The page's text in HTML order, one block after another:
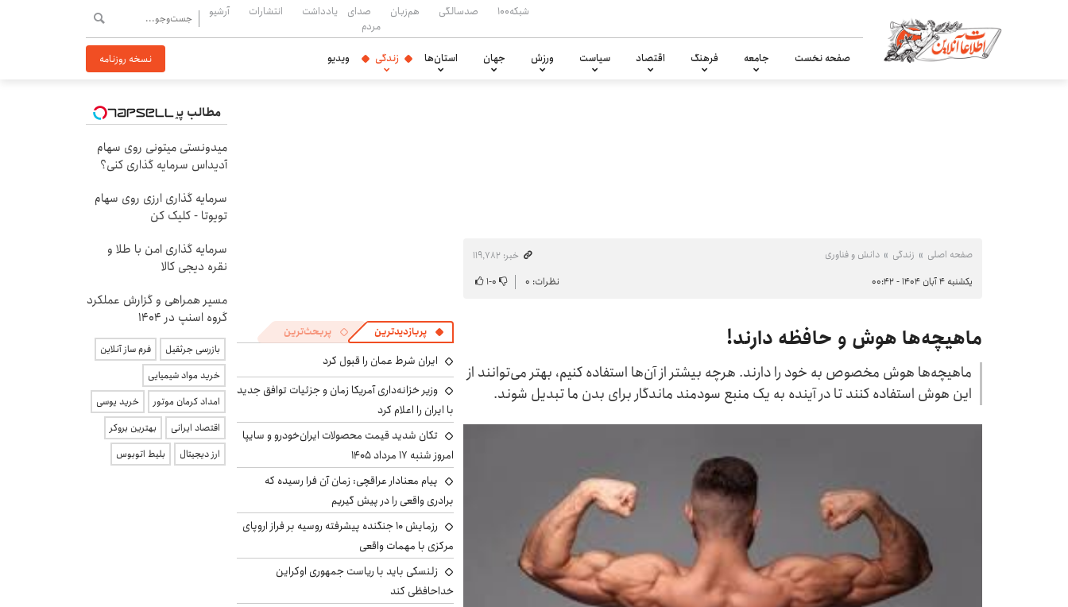
شبکه۱۰۰ صدسالگی هم‌زبان
صدای
مردم
یادداشت انتشارات آرشیو
صفحه نخست جامعه فرهنگ اقتصاد سیاست ورزش جهان استان‌ها زندگی ویدیو نسخه روزنامه
صفحه اصلی زندگی دانش و فناوری
خبر: ۱۱۹٬۷۸۲
یکشنبه ۴ آبان ۱۴۰۴ - ۰۰:۴۲
نظرات: ۰ ۰-۱
ماهیچه‌ها هوش و حافظه دارند!
ماهیچه‌ها هوش مخصوص به خود را دارند. هرچه بیشتر از آن‌ها استفاده کنیم، بهتر می‌توانند از
این هوش استفاده کنند تا در آینده به یک منبع سودمند ماندگار برای بدن ما تبدیل شوند.
پربازدیدترین پربحث‌ترین
ایران شرط عمان را قبول کرد
وزیر خزانه‌داری آمریکا زمان و جزئیات توافق جدید
با ایران را اعلام کرد
تکان شدید قیمت محصولات ایران‌خودرو و سایپا
امروز شنبه ۱۷ مرداد ۱۴۰۵
پیام معنادار عراقچی: زمان آن فرا رسیده که
برادری واقعی را در پیش گیریم
رزمایش ۱۰ جنگنده پیشرفته روسیه بر فراز اروپای
مرکزی با مهمات واقعی
زلنسکی باید با ریاست جمهوری اوکراین
خداحافظی کند
مطالب پیشنهادی
میدونستی میتونی روی سهام
آدیداس سرمایه گذاری کنی؟
سرمایه گذاری ارزی روی سهام
تویوتا - کلیک کن
سرمایه گذاری امن با طلا و
نقره دیجی کالا
مسیر همراهی و گزارش عملکرد
گروه اسنپ در ۱۴۰۴
بازرسی جرثقیل
فرم ساز آنلاین
خرید مواد شیمیایی
امداد کرمان موتور
خرید یوسی
اقتصاد ایرانی
بهترین بروکر
ارز دیجیتال
بلیط اتوبوس